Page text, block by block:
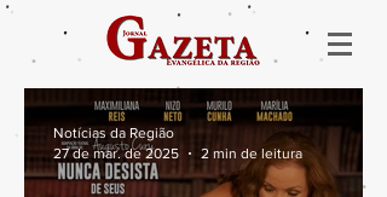
Notícias da Região
27 de mar. de 2025
2 min de leitura